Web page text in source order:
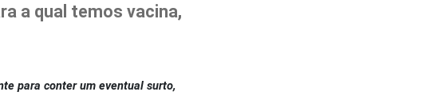
a qual temos vacina,
para conter um eventual surto,